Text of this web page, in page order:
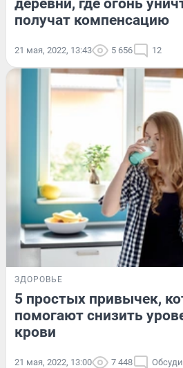
деревни, где огонь
получат компенсацию
21 мая, 2022, 13:43 5 656 12
ЗДОРОВЬЕ
5 простых привычек,
помогают снизить
крови
21 мая, 2022, 13:00 7 448